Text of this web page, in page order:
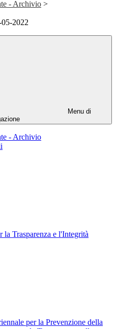
- Archivio >
2022
Menu di
- Archivio
la Trasparenza e l'Integrità
per la Prevenzione della